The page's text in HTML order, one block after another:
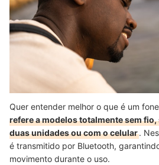
Confira Também as Nossas Indicações de
Headsets Baratos
Quer entender melhor o que é um
refere a modelos totalmente sem fio,
duas unidades ou com o celular.
é transmitido por Bluetooth,
movimento durante o uso.